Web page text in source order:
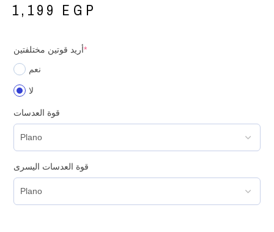
1,199 EGP
أريد قوتين مختلفتين*
نعم
لا
قوة العدسات
قوة العدسات اليسرى